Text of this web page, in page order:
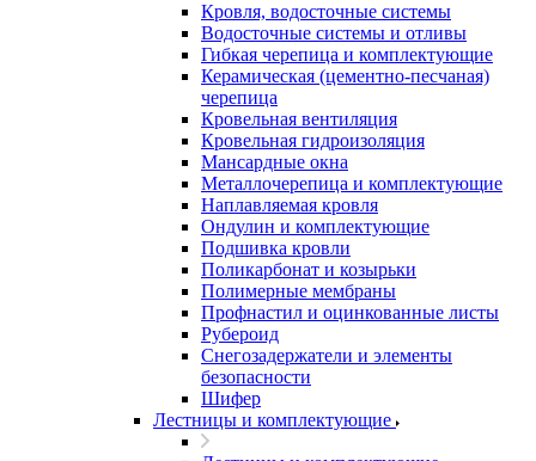
Кровля, водосточные системы
Водосточные системы и отливы
Гибкая черепица и комплектующие
Керамическая (цементно-песчаная)
черепица
Кровельная вентиляция
Кровельная гидроизоляция
Мансардные окна
Металлочерепица и комплектующие
Наплавляемая кровля
Ондулин и комплектующие
Подшивка кровли
Поликарбонат и козырьки
Полимерные мембраны
Профнастил и оцинкованные листы
Рубероид
Снегозадержатели и элементы
безопасности
Шифер
Лестницы и комплектующие